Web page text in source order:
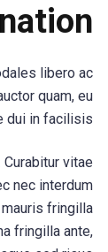
libero ac
quam, eu
dui in facilisis.
vitae
nec interdum
fringilla
fringilla ante,